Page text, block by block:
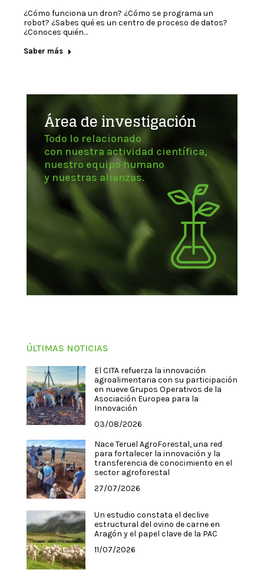
¿Cómo funciona un dron? ¿Cómo se programa un
robot? ¿Sabes qué es un centro de proceso de datos?
¿Conoces quién…
Saber más
Área de investigación
Todo lo relacionado
con nuestra actividad científica,
nuestro equipo humano
y nuestras alianzas.
ÚLTIMAS NOTICIAS
El CITA refuerza la innovación
agroalimentaria con su participación
en nueve Grupos Operativos de la
Asociación Europea para la
Innovación
03/08/2026
Nace Teruel AgroForestal, una red
para fortalecer la innovación y la
transferencia de conocimiento en el
sector agroforestal
27/07/2026
Un estudio constata el declive
estructural del ovino de carne en
Aragón y el papel clave de la PAC
11/07/2026